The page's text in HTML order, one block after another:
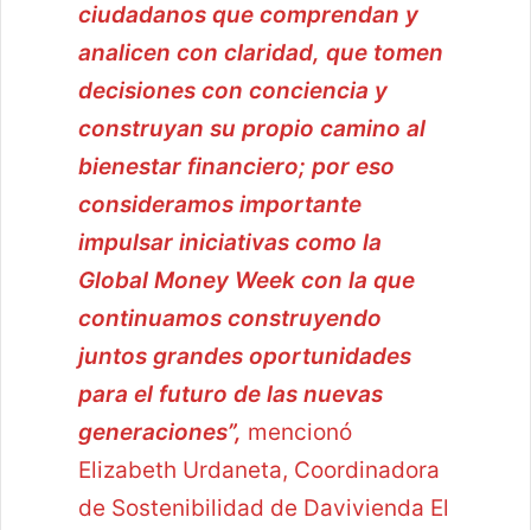
ciudadanos que comprendan y
analicen con claridad, que tomen
decisiones con conciencia y
construyan su propio camino al
bienestar financiero; por eso
consideramos importante
impulsar iniciativas como la
Global Money Week con la que
continuamos construyendo
juntos grandes oportunidades
para el futuro de las nuevas
generaciones”, mencionó
Elizabeth Urdaneta, Coordinadora
de Sostenibilidad de Davivienda El